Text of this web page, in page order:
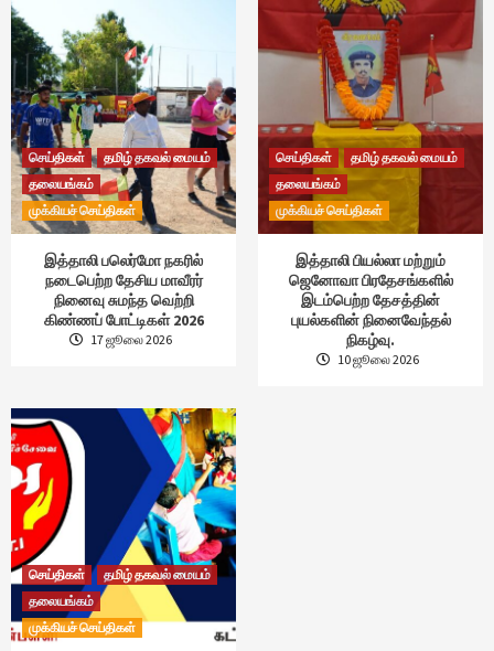
செய்திகள்
தமிழ் தகவல் மையம்
தலையங்கம்
முக்கியச் செய்திகள்
இத்தாலி பலெர்மோ நகரில்
நடைபெற்ற தேசிய மாவீரர்
நினைவு சுமந்த வெற்றி
கிண்ணப் போட்டிகள் 2026
17 ஜூலை 2026
செய்திகள்
தமிழ் தகவல் மையம்
தலையங்கம்
முக்கியச் செய்திகள்
இத்தாலி பியல்லா மற்றும்
ஜெனோவா பிரதேசங்களில்
இடம்பெற்ற தேசத்தின்
புயல்களின் நினைவேந்தல்
நிகழ்வு.
10 ஜூலை 2026
செய்திகள்
தமிழ் தகவல் மையம்
தலையங்கம்
முக்கியச் செய்திகள்